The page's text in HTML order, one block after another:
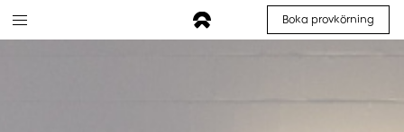
Boka provkörning